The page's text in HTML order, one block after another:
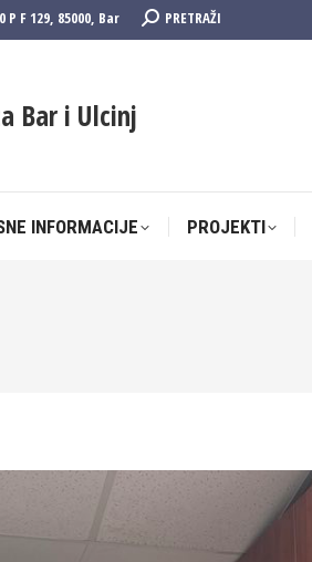
P F 129, 85000, Bar Search:PRETRAŽI
Bar i Ulcinj
INFORMACIJE PROJEKTI
INFORMACIJE PROJEKTI